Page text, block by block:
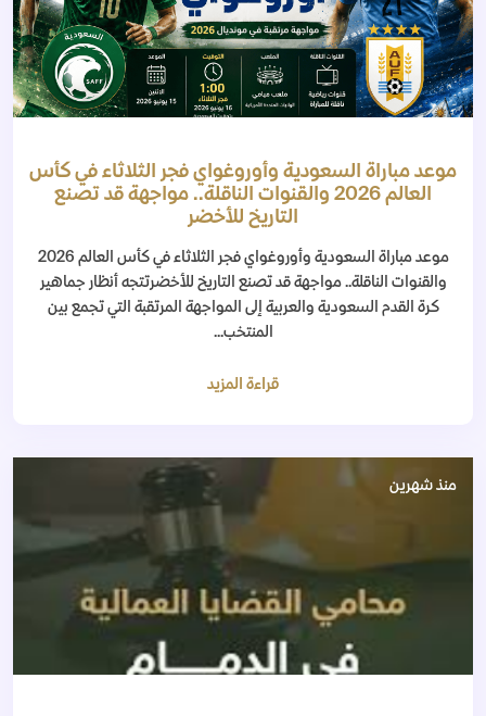
موعد مباراة السعودية وأوروغواي فجر الثلاثاء في كأس
العالم 2026 والقنوات الناقلة.. مواجهة قد تصنع
التاريخ للأخضر
موعد مباراة السعودية وأوروغواي فجر الثلاثاء في كأس العالم 2026
والقنوات الناقلة.. مواجهة قد تصنع التاريخ للأخضرتتجه أنظار جماهير
كرة القدم السعودية والعربية إلى المواجهة المرتقبة التي تجمع بين
المنتخب...
قراءة المزيد
منذ شهرين